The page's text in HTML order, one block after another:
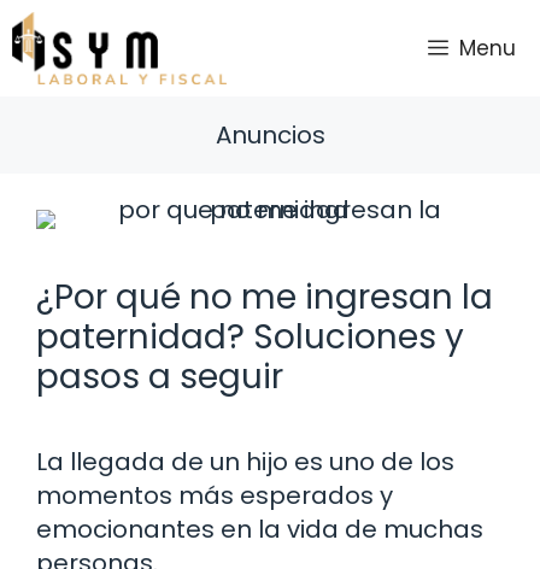
Saltar
al
contenido
Menu
Anuncios
¿Por qué no me ingresan la
paternidad? Soluciones y
pasos a seguir
La llegada de un hijo es uno de los
momentos más esperados y
emocionantes en la vida de muchas